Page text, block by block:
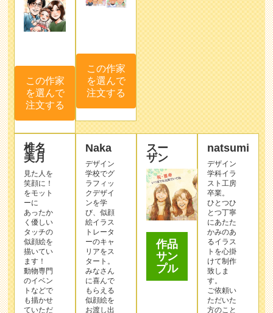
この作家
を選んで
注文する
この作家
を選んで
注文する
椎名
美月
見た人を
笑顔に！
をモット
ーに
あったか
く優しい
タッチの
似顔絵を
描いてい
ます！
動物専門
のイベン
トなどで
も描かせ
ていただ
Naka
デザイン
学校でグ
ラフィッ
クデザイ
ンを学
び、似顔
絵イラス
トレータ
ーのキャ
リアをス
タート。
みなさん
に喜んで
もらえる
似顔絵を
お渡し出
スー
ザン
作品
サン
プル
natsumi
デザイン
学科イラ
スト工房
卒業。
ひとつひ
とつ丁寧
にあたた
かみのあ
るイラス
トを心掛
けて制作
致しま
す。
ご依頼い
ただいた
方のこと